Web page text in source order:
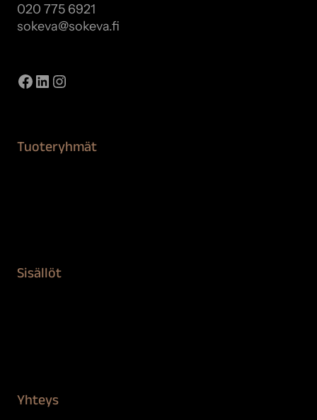
020 775 6921
sokeva@sokeva.fi
Facebook
LinkedIn
Instagram
Tuoteryhmät
Sisällöt
Yhteys